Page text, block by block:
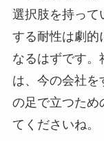
選択肢を持って
する耐性は劇的
なるはずです。
は、今の会社を
の足で立つため
てくださいね。